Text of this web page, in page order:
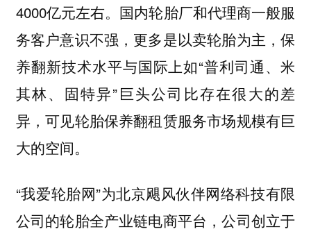
4000亿元左右。国内轮胎厂和代理商一般服
务客户意识不强，更多是以卖轮胎为主，保
养翻新技术水平与国际上如“普利司通、米
其林、固特异”巨头公司比存在很大的差
异，可见轮胎保养翻租赁服务市场规模有巨
大的空间。
“我爱轮胎网”为北京飓风伙伴网络科技有限
公司的轮胎全产业链电商平台，公司创立于